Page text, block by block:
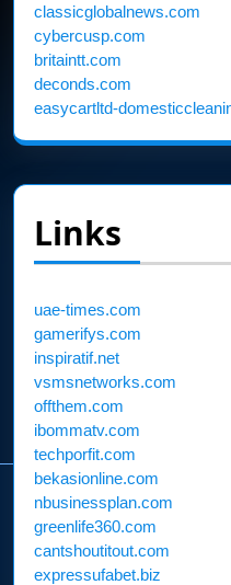
classicglobalnews.com
cybercusp.com
britaintt.com
deconds.com
easycartltd-
Links
uae-times.com
gamerifys.com
inspiratif.net
vsmsnetworks.com
offthem.com
ibommatv.com
techporfit.com
bekasionline.com
nbusinessplan.com
greenlife360.com
cantshoutitout.com
expressufabet.biz